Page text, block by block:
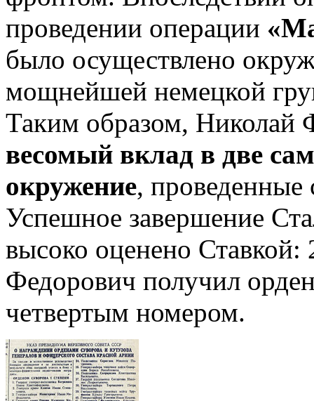
проведении операции
было осуществлено
мощнейшей немецкой
Таким образом, Николай
весомый вклад в две
окружение, проведенные
Успешное завершение
высоко оценено Ставкой:
Федорович получил
четвертым номером.